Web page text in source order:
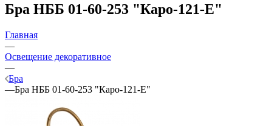
Бра НББ 01-60-253 "Каро-121-Е"
Главная
—
Освещение декоративное
—
Бра
—Бра НББ 01-60-253 "Каро-121-Е"